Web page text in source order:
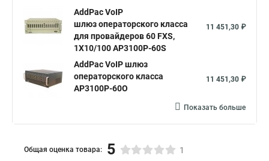
AddPac VoIP
шлюз операторского класса
для провайдеров 60 FXS,
1X10/100 AP3100P-60S
11 451,30 ₽
AddPac VoIP шлюз
операторского класса
AP3100P-60O
11 451,30 ₽
Показать больше
Общая оценка товара: 5 1